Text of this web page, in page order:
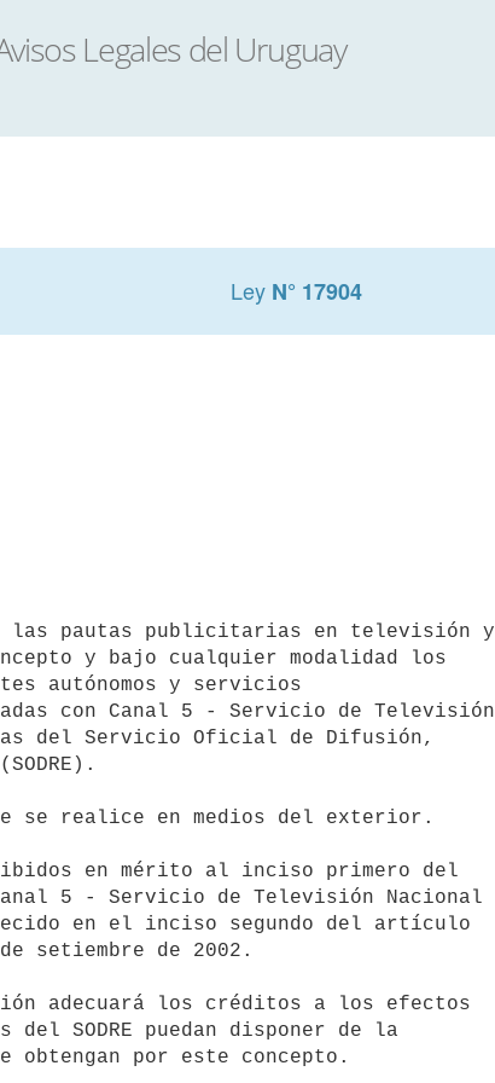
Ley N° 17904
y bajo cualquier modalidad los
autónomos y servicios
con Canal 5 - Servicio de Televisión
del Servicio Oficial de Difusión,
se realice en medios del exterior.
en mérito al inciso primero del
5 - Servicio de Televisión Nacional
en el inciso segundo del artículo
setiembre de 2002.
adecuará los créditos a los efectos
SODRE puedan disponer de la